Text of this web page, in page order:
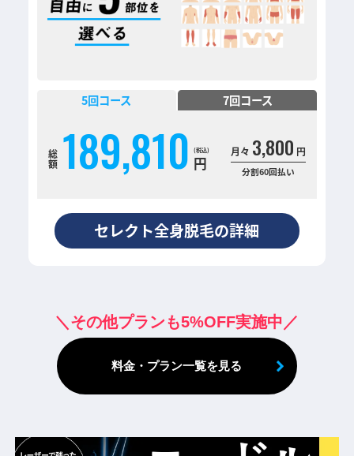
5回コース 7回コース
総
額 189,810 円
月々 3,800 円
分割60回払い
セレクト全身脱毛の詳細
料金・プラン一覧を見る